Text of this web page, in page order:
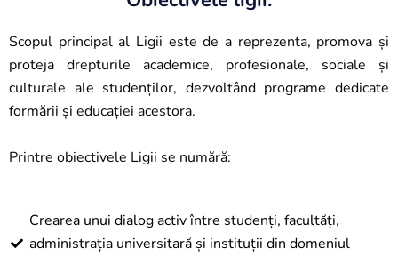
Scopul principal al Ligii este de a reprezenta, promova și
proteja drepturile academice, profesionale, sociale și
culturale ale studenților, dezvoltând programe dedicate
formării și educației acestora.
Printre obiectivele Ligii se numără:
Crearea unui dialog activ între studenți, facultăți,
administrația universitară și instituții din domeniul